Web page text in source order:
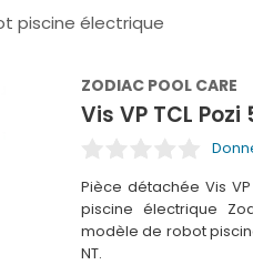
piscine électrique
ZODIAC POOL CARE
Vis VP TCL Pozi
Pièce détachée Vis VP
piscine électrique
modèle de robot
NT.